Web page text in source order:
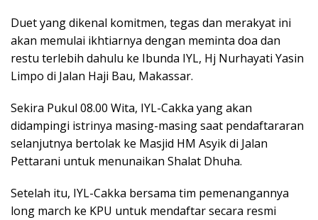
Duet yang dikenal komitmen, tegas dan merakyat ini
akan memulai ikhtiarnya dengan meminta doa dan
restu terlebih dahulu ke Ibunda IYL, Hj Nurhayati Yasin
Limpo di Jalan Haji Bau, Makassar.
Sekira Pukul 08.00 Wita, IYL-Cakka yang akan
didampingi istrinya masing-masing saat pendaftararan
selanjutnya bertolak ke Masjid HM Asyik di Jalan
Pettarani untuk menunaikan Shalat Dhuha.
Setelah itu, IYL-Cakka bersama tim pemenangannya
long march ke KPU untuk mendaftar secara resmi